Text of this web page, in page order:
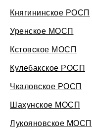
Княгининское РОСП
Уренское МОСП
Кстовское МОСП
Кулебакское РОСП
Чкаловское РОСП
Шахунское МОСП
Лукояновское МОСП